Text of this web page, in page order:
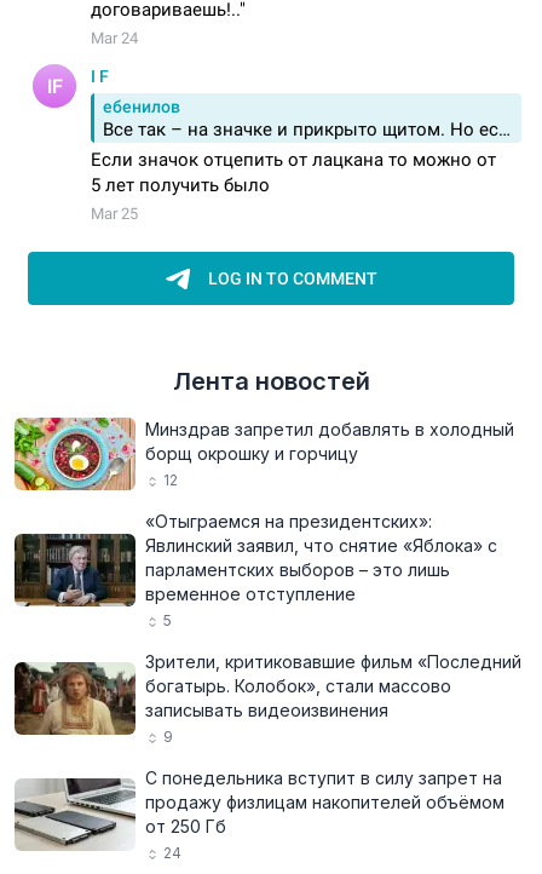
Лента новостей
Минздрав запретил добавлять в холодный
борщ окрошку и горчицу
12
«Отыграемся на президентских»:
Явлинский заявил, что снятие «Яблока» с
парламентских выборов – это лишь
временное отступление
5
Зрители, критиковавшие фильм «Последний
богатырь. Колобок», стали массово
записывать видеоизвинения
9
С понедельника вступит в силу запрет на
продажу физлицам накопителей объёмом
от 250 Гб
24